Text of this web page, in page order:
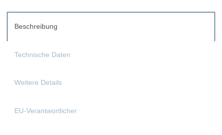
Beschreibung
Technische Daten
Weitere Details
EU-Verantwortlicher